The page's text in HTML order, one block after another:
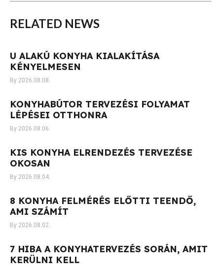
RELATED NEWS
U ALAKÚ KONYHA KIALAKÍTÁSA
KÉNYELMESEN
2026.08.08.
KONYHABÚTOR TERVEZÉSI FOLYAMAT
LÉPÉSEI OTTHONRA
2026.08.06.
KIS KONYHA ELRENDEZÉS TERVEZÉSE
OKOSAN
2026.08.04.
8 KONYHA FELMÉRÉS ELŐTTI TEENDŐ,
AMI SZÁMÍT
2026.08.02.
7 HIBA A KONYHATERVEZÉS SORÁN, AMIT
KERÜLNI KELL